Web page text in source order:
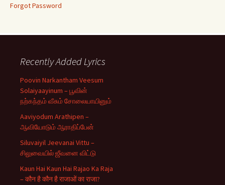
Forgot Password
Recently Added Lyrics
Poovin Narkantham Veesum
Solaiyaayinum – பூவின்
நற்கந்தம் வீசும் சோலையாயினும்
Aaviyodum Arathipen –
ஆவியோடும் ஆராதிப்பேன்
Siluvaiyil Jeevanai Vittu –
சிலுவையில் ஜீவனை விட்டு
Kaun Hai Kaun Hai Rajao Ka Raja
– कौन है कौन है राजाओं का राजा?